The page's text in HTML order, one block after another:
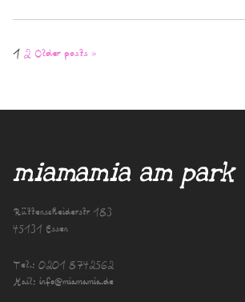
der
1 2 Older posts »
miamamia am park
Rüttenscheiderstr 183
45131 Essen
Tel.: 0201 8742562
Mail: info@miamamia.de